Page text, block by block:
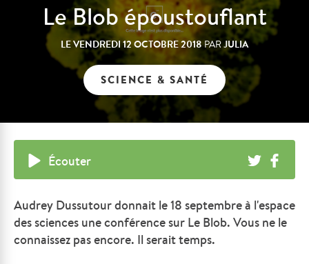
Le Blob époustouflant
LEVENDREDI 12 OCTOBRE 2018PARJULIA
SCIENCE & SANTÉ
Écouter
Audrey Dussutour donnait le 18 septembre à l'espace
des sciences une conférence sur Le Blob. Vous ne le
connaissez pas encore. Il serait temps.